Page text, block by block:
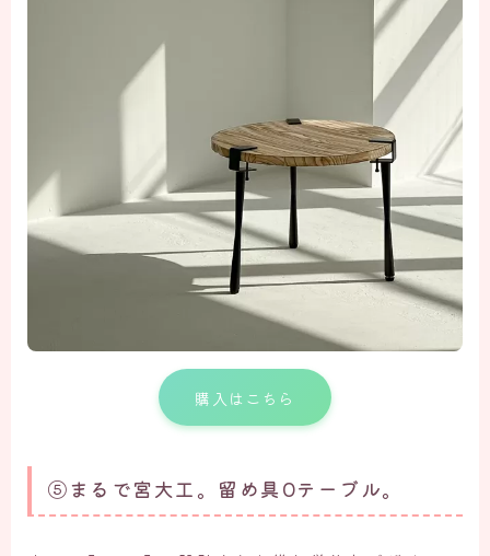
購入はこちら
⑤まるで宮大工。留め具0テーブル。